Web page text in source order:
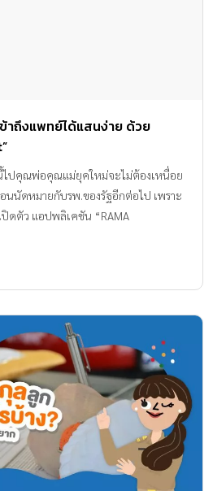
าถึงแพทย์ได้แสนง่าย ด้วย
ไปคุณพ่อคุณแม่ยุคใหม่จะไม่ต้องเหนื่อย
นนัดหมายกับรพ.ของรัฐอีกต่อไป เพราะ
ปิดตัว แอปพลิเคชัน “RAMA
ขภาพต่างๆ จะใช้ได้ง่ายด้วยปลายนิ้ว
ามาธิบดีเป็นโรงพยาบาลแรกของภาครัฐ
กับประชาชนทั่วไป โดยใช้แอปพลิเคชั่น
ดหมายและขอเลื่อนนัดหมายได้ด้วย
ทุกเวลา ผ่านสมาร์ทโฟน โดยผู้ใช้งาน
ามารถเข้าถึงข้อมูลทั่วไปของโรงพยาบาล
าบาล, RAMA Channel และข้อมูลอื่นๆ
วสามารถดูรายการนัดหมายของตัวเอง
ดจนสามารถเปลี่ยนข้อมูลส่วนบุคคลได้
Password และในส่วนของเจ้าหน้าที่
อบการเลื่อนนัดหมายได้ เป็นต้น สำหรับ